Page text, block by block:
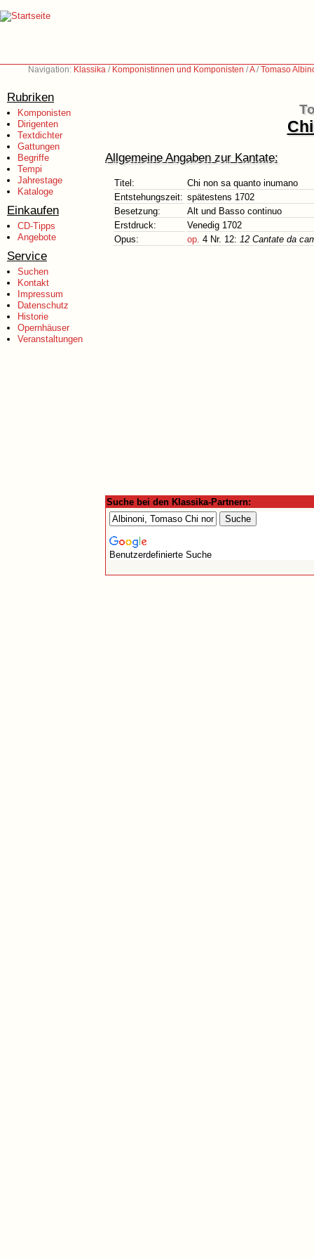
Navigation: Klassika / Komponistinnen und Komponisten /A/Tomaso
Rubriken
Komponisten
Dirigenten
Textdichter
Gattungen
Begriffe
Tempi
Jahrestage
Kataloge
Einkaufen
CD-Tipps
Angebote
Service
Suchen
Kontakt
Impressum
Datenschutz
Historie
Opernhäuser
Veranstaltungen
Allgemeine Angaben zur Kantate:
Titel:
Chi non sa quanto inumano
Entstehungszeit: spätestens 1702
Besetzung:
Alt und Basso continuo
Erstdruck:
Venedig 1702
Opus:
op. 4 Nr. 12: 12 Cantate da
Suche bei den Klassika-Partnern:
Benutzerdefinierte Suche